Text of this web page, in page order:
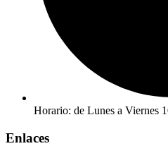
Horario: de Lunes a Viernes
Enlaces